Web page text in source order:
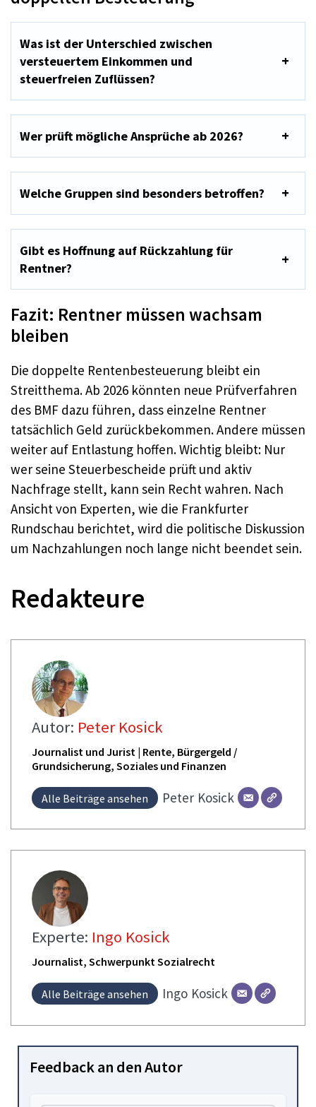
Was ist der Unterschied zwischen
versteuertem Einkommen und
steuerfreien Zuflüssen?
Wer prüft mögliche Ansprüche ab 2026?
Welche Gruppen sind besonders betroffen?
Gibt es Hoffnung auf Rückzahlung für
Rentner?
Fazit: Rentner müssen wachsam
bleiben
Die doppelte Rentenbesteuerung bleibt ein
Streitthema. Ab 2026 könnten neue Prüfverfahren
des BMF dazu führen, dass einzelne Rentner
tatsächlich Geld zurückbekommen. Andere müssen
weiter auf Entlastung hoffen. Wichtig bleibt: Nur
wer seine Steuerbescheide prüft und aktiv
Nachfrage stellt, kann sein Recht wahren. Nach
Ansicht von Experten, wie die Frankfurter
Rundschau berichtet, wird die politische Diskussion
um Nachzahlungen noch lange nicht beendet sein.​
Redakteure
Autor: Peter Kosick
Journalist und Jurist | Rente, Bürgergeld /
Grundsicherung, Soziales und Finanzen
Alle Beiträge ansehen Peter Kosick
Experte: Ingo Kosick
Journalist, Schwerpunkt Sozialrecht
Alle Beiträge ansehen Ingo Kosick
Feedback an den Autor